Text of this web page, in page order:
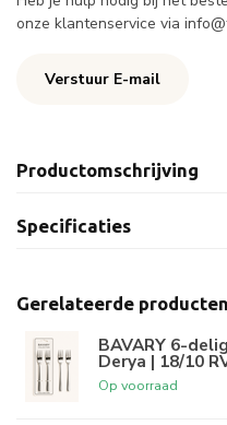
onze klantenservice via
Verstuur E-mail
Productomschrijving
Specificaties
Gerelateerde producten
BAVARY 6-
Derya | 18/10
Op voorraad